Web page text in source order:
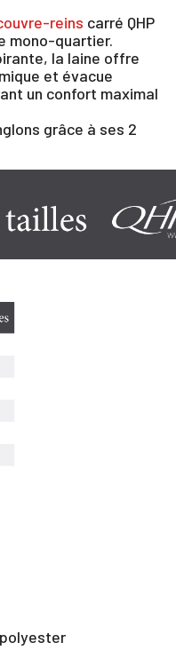
reins carré QHP
mono-quartier.
la laine offre
et évacue
un confort maximal
grâce à ses 2